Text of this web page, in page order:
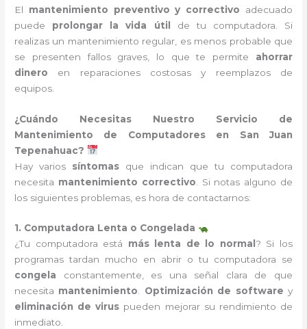
El mantenimiento preventivo y correctivo adecuado
puede prolongar la vida útil
de tu computadora. Si
realizas un mantenimiento regular, es menos probable que
se presenten fallos graves, lo que te permite ahorrar
dinero en reparaciones costosas y reemplazos de
equipos.
¿Cuándo Necesitas Nuestro Servicio de
Mantenimiento de Computadores en San Juan
Tepenahuac?
Hay varios síntomas que indican que tu computadora
necesita mantenimiento correctivo . Si notas alguno de
los siguientes problemas, es hora de contactarnos:
1. Computadora Lenta o Congelada
¿Tu computadora está más lenta de lo normal ? Si los
programas tardan mucho en abrir o tu computadora se
congela constantemente, es una señal clara de que
necesita mantenimiento. Optimización de software y
eliminación de virus pueden mejorar su rendimiento de
inmediato.